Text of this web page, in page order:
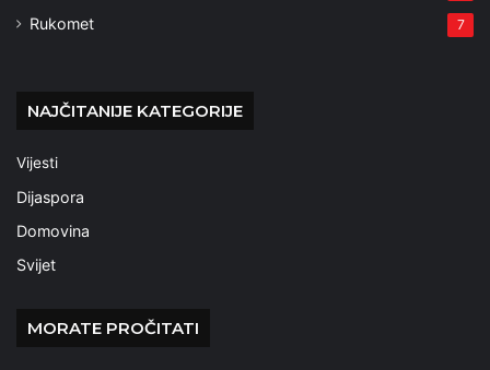
Rukomet 7
NAJČITANIJE KATEGORIJE
Vijesti
Dijaspora
Domovina
Svijet
MORATE PROČITATI